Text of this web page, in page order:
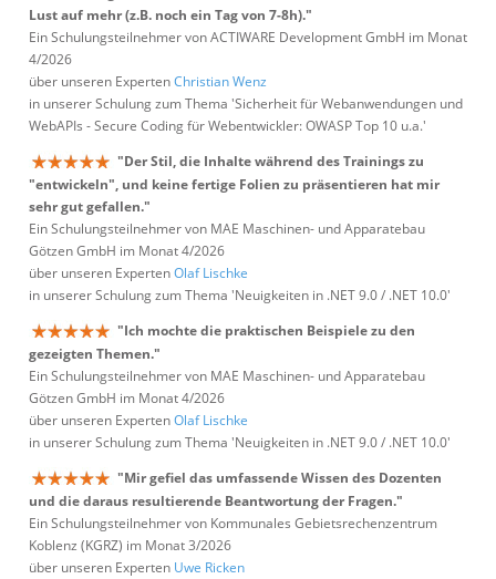
Lust auf mehr (z.B. noch ein Tag von 7-8h)."
Ein Schulungsteilnehmer von ACTIWARE Development GmbH im Monat
4/2026
über unseren ExpertenChristian Wenz
in unserer Schulung zum Thema 'Sicherheit für Webanwendungen und
WebAPIs - Secure Coding für Webentwickler: OWASP Top 10 u.a.'
"Der Stil, die Inhalte während des Trainings zu
"entwickeln", und keine fertige Folien zu präsentieren hat mir
sehr gut gefallen."
Ein Schulungsteilnehmer von MAE Maschinen- und Apparatebau
Götzen GmbH im Monat 4/2026
über unseren ExpertenOlaf Lischke
in unserer Schulung zum Thema 'Neuigkeiten in .NET 9.0 / .NET 10.0'
"Ich mochte die praktischen Beispiele zu den
gezeigten Themen."
Ein Schulungsteilnehmer von MAE Maschinen- und Apparatebau
Götzen GmbH im Monat 4/2026
über unseren ExpertenOlaf Lischke
in unserer Schulung zum Thema 'Neuigkeiten in .NET 9.0 / .NET 10.0'
"Mir gefiel das umfassende Wissen des Dozenten
und die daraus resultierende Beantwortung der Fragen."
Ein Schulungsteilnehmer von Kommunales Gebietsrechenzentrum
Koblenz (KGRZ) im Monat 3/2026
über unseren Experten Uwe Ricken